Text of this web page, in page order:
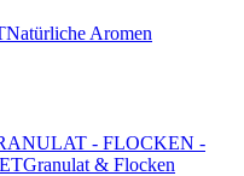
Natürliche Aromen
- FLOCKEN -
Granulat & Flocken